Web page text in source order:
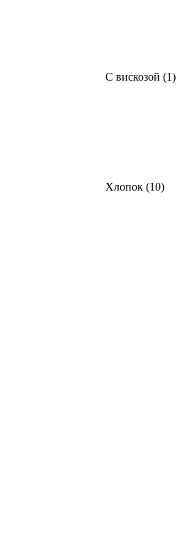
С вискозой (1)
Хлопок (10)